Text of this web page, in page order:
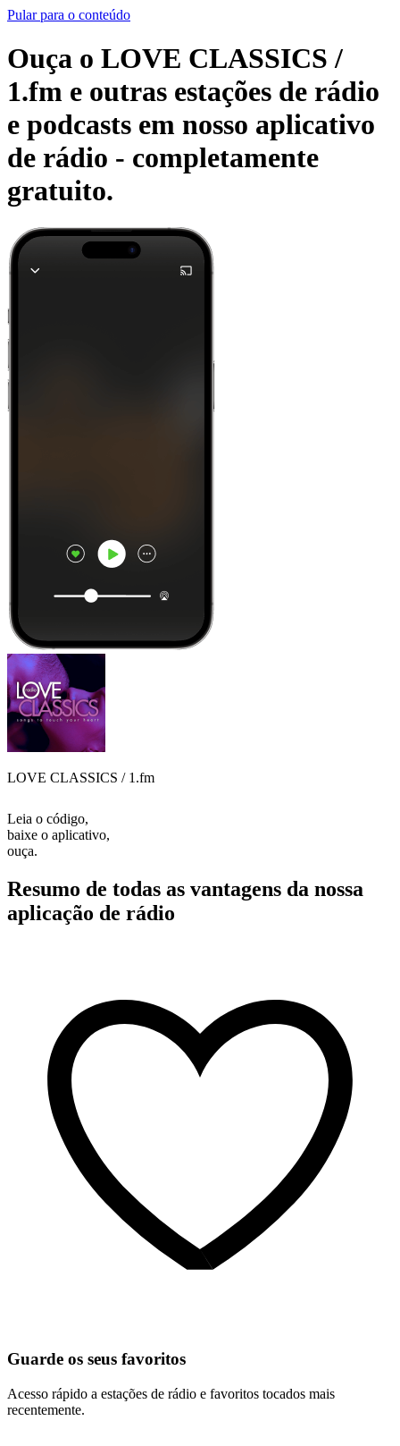
Pular para o conteúdo
Ouça o LOVE CLASSICS /
1.fm e outras estações de rádio
e podcasts em nosso aplicativo
de rádio - completamente
gratuito.
LOVE CLASSICS / 1.fm
Leia o código,
baixe o aplicativo,
ouça.
Resumo de todas as vantagens da nossa
aplicação de rádio
Guarde os seus favoritos
Acesso rápido a estações de rádio e favoritos tocados mais
recentemente.